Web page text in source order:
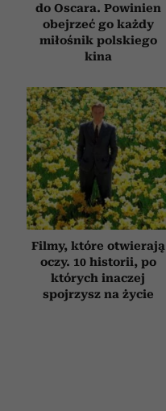
do Oscara. Powinien
obejrzeć go każdy
miłośnik polskiego
kina
Filmy, które otwierają
oczy. 10 historii, po
których inaczej
spojrzysz na życie